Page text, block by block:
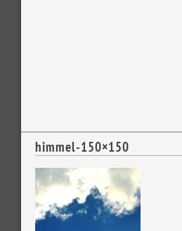
himmel-150×150